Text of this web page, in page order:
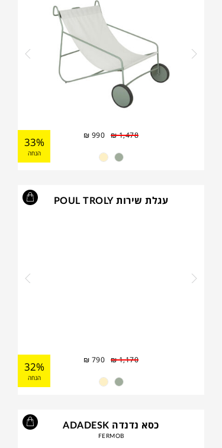
₪1,478
₪ 990
33%
הנחה
עגלת שירות POUL TROLY
₪1,170
₪ 790
32%
הנחה
כסא נדנדה ADADESK
FERMOB